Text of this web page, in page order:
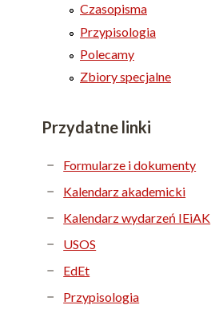
Czasopisma
Przypisologia
Polecamy
Zbiory specjalne
Przydatne linki
Formularze i dokumenty
Kalendarz akademicki
Kalendarz wydarzeń IEiAK
USOS
EdEt
Przypisologia